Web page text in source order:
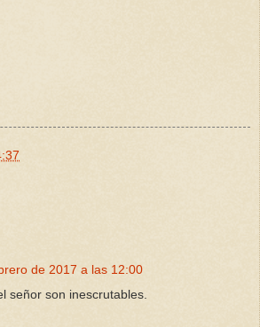
de 2017 a las 12:00
señor son inescrutables.